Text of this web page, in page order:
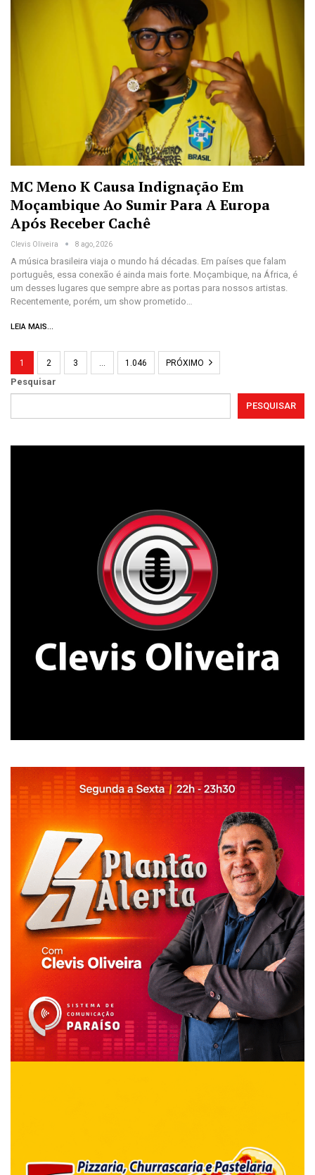
MC Meno K Causa Indignação Em
Moçambique Ao Sumir Para A Europa
Após Receber Cachê
Clevis Oliveira 8 ago, 2026
A música brasileira viaja o mundo há décadas. Em países que falam
português, essa conexão é ainda mais forte. Moçambique, na África, é
um desses lugares que sempre abre as portas para nossos artistas.
Recentemente, porém, um show prometido…
LEIA MAIS...
1 2 3 1.046 PRÓXIMO
Pesquisar
PESQUISAR